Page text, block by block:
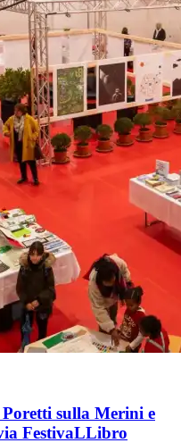
sulla Merini e
FestivaLLibro